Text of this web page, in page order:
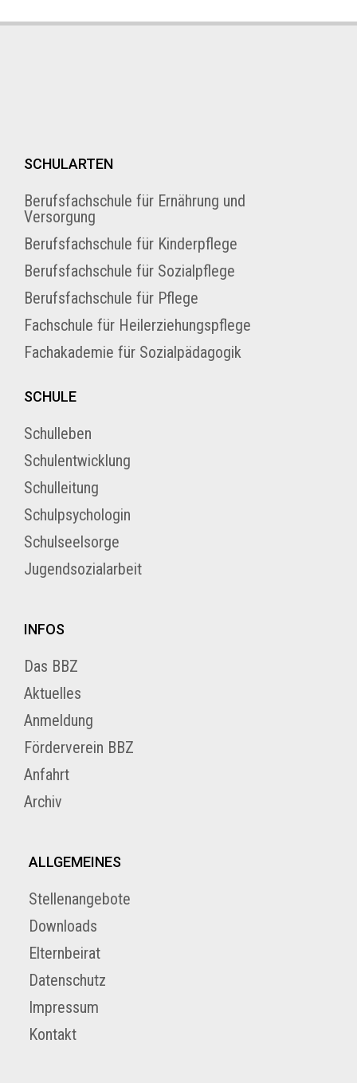
SCHULARTEN
Berufsfachschule für Ernährung und
Versorgung
Berufsfachschule für Kinderpflege
Berufsfachschule für Sozialpflege
Berufsfachschule für Pflege
Fachschule für Heilerziehungspflege
Fachakademie für Sozialpädagogik
SCHULE
Schulleben
Schulentwicklung
Schulleitung
Schulpsychologin
Schulseelsorge
Jugendsozialarbeit
INFOS
Das BBZ
Aktuelles
Anmeldung
Förderverein BBZ
Anfahrt
Archiv
ALLGEMEINES
Stellenangebote
Downloads
Elternbeirat
Datenschutz
Impressum
Kontakt